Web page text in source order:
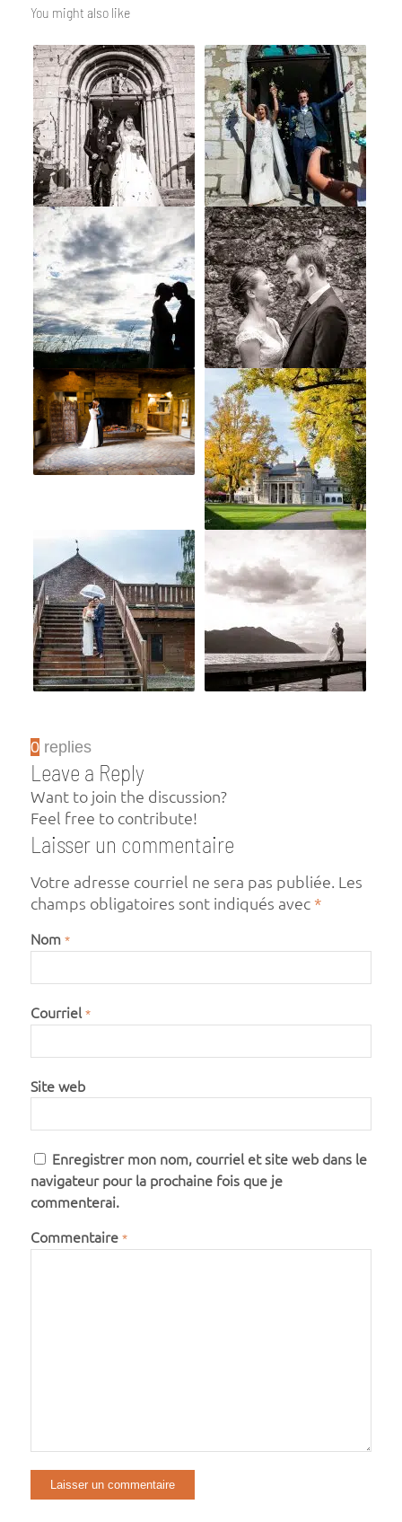
You might also like
0 replies
Leave a Reply
Want to join the discussion?
Feel free to contribute!
Laisser un commentaire
Votre adresse courriel ne sera pas publiée. Les
champs obligatoires sont indiqués avec *
Nom *
Courriel *
Site web
Enregistrer mon nom, courriel et site web dans le
navigateur pour la prochaine fois que je
commenterai.
Commentaire *